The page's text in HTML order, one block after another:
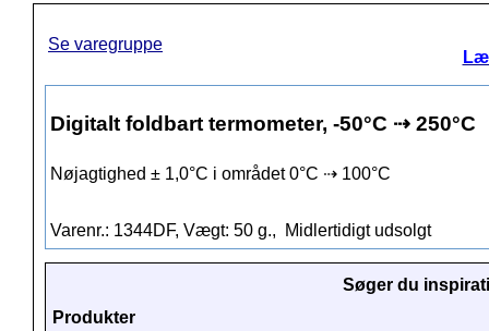
Se varegruppe
Digitalt foldbart termometer, -50°C ⇢ 250°C
Nøjagtighed ± 1,0°C i området 0°C ⇢ 100°C
Varenr.: 1344DF, Vægt: 50 g., Midlertidigt udsolgt
Søger du
Produkter